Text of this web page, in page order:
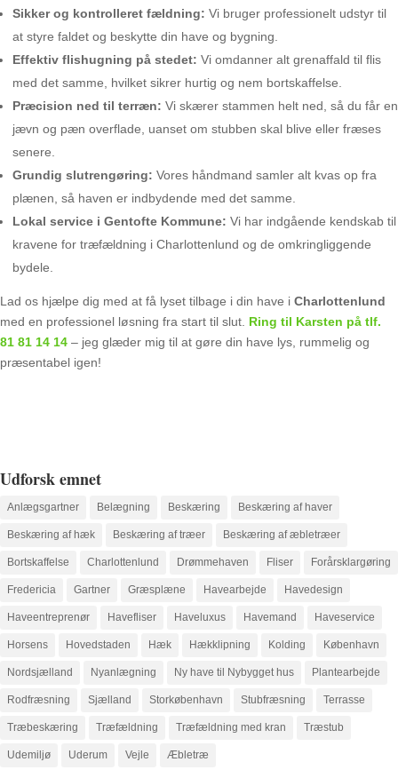
Sikker og kontrolleret fældning: Vi bruger professionelt udstyr til
at styre faldet og beskytte din have og bygning.
Effektiv flishugning på stedet: Vi omdanner alt grenaffald til flis
med det samme, hvilket sikrer hurtig og nem bortskaffelse.
Præcision ned til terræn: Vi skærer stammen helt ned, så du får en
jævn og pæn overflade, uanset om stubben skal blive eller fræses
senere.
Grundig slutrengøring: Vores håndmand samler alt kvas op fra
plænen, så haven er indbydende med det samme.
Lokal service i Gentofte Kommune: Vi har indgående kendskab til
kravene for træfældning i Charlottenlund og de omkringliggende
bydele.
Lad os hjælpe dig med at få lyset tilbage i din have i Charlottenlund
med en professionel løsning fra start til slut. Ring til Karsten på tlf.
81 81 14 14 – jeg glæder mig til at gøre din have lys, rummelig og
præsentabel igen!
Udforsk emnet
Anlægsgartner Belægning Beskæring Beskæring af haver
Beskæring af hæk Beskæring af træer Beskæring af æbletræer
Bortskaffelse Charlottenlund Drømmehaven Fliser Forårsklargøring
Fredericia Gartner Græsplæne Havearbejde Havedesign
Haveentreprenør Havefliser Haveluxus Havemand Haveservice
Horsens Hovedstaden Hæk Hækklipning Kolding København
Nordsjælland Nyanlægning Ny have til Nybygget hus Plantearbejde
Rodfræsning Sjælland Storkøbenhavn Stubfræsning Terrasse
Træbeskæring Træfældning Træfældning med kran Træstub
Udemiljø Uderum Vejle Æbletræ